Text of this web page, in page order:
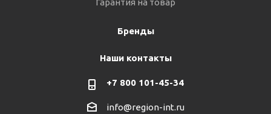
Гарантия на товар
Бренды
Наши контакты
+7 800 101-45-34
info@region-int.ru